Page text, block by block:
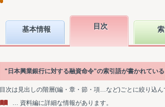
基本情報 目次 索
"日本興業銀行に対する融資命令"の索引語が書かれてい
目次は見出しの階層(編・章・節・項…など)ごとに絞り込ん
… 資料編に詳細な情報があります。